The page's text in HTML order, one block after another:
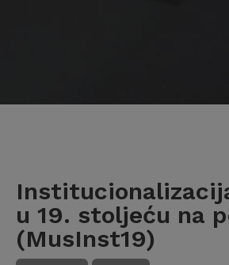
u 19. stoljeću na
(MusInst19)